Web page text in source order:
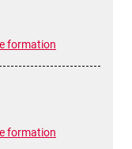
formation
formation